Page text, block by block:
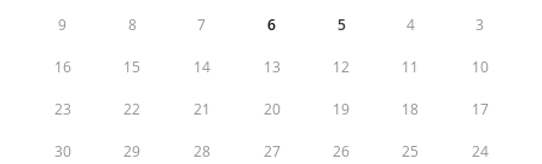
3
4
5
6
7
8
9
10
11
12
13
14
15
16
17
18
19
20
21
22
23
24
25
26
27
28
29
30